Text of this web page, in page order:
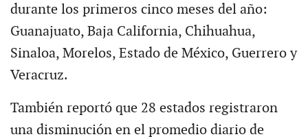
durante los primeros cinco meses del año:
Guanajuato, Baja California, Chihuahua,
Sinaloa, Morelos, Estado de México, Guerrero y
Veracruz.
También reportó que 28 estados registraron
una disminución en el promedio diario de